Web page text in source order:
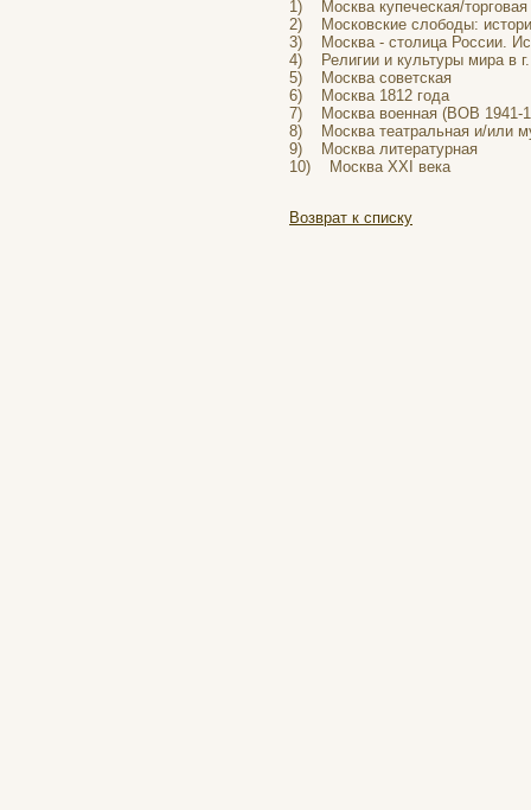
1) Москва купеческая/торговая
2) Московские слободы:
3) Москва - столица России.
4) Религии и культуры мира в
5) Москва советская
6) Москва 1812 года
7) Москва военная (ВОВ 1941-
8) Москва театральная и/или
9) Москва литературная
10) Москва XXI века
Возврат к списку